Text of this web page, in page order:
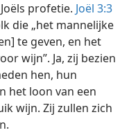
profetie. Joël 3:3
die „het mannelijke
te geven, en het
wijn”. Ja, zij bezien
hen, hun
het loon van een
wijn. Zij zullen zich